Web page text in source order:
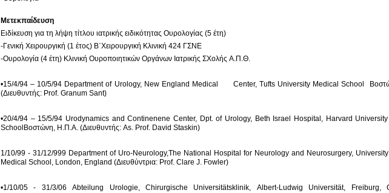
Μετεκπαίδευση
•15/4/94 – 10/5/94 Department of Urology, New England Medical 	Center, Tufts University Medical School
•20/4/94 – 15/5/94 Urodynamics and Continenene Center, Dpt. of Urology, Beth Israel Hospital, Harvard University
1/10/99 - 31/12/999 Department of Uro-Neurology,The National Hospital for Neurology and Neurosurgery,
•1/10/05 - 31/3/06 Abteilung Urologie, Chirurgische Universitätsklinik, Albert-Ludwig Universität, Freiburg,